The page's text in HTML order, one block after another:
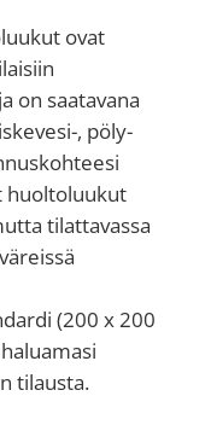
ovat
on saatavana
, pöly-
huoltoluukut
tilattavassa
(200 x 200
tilausta.